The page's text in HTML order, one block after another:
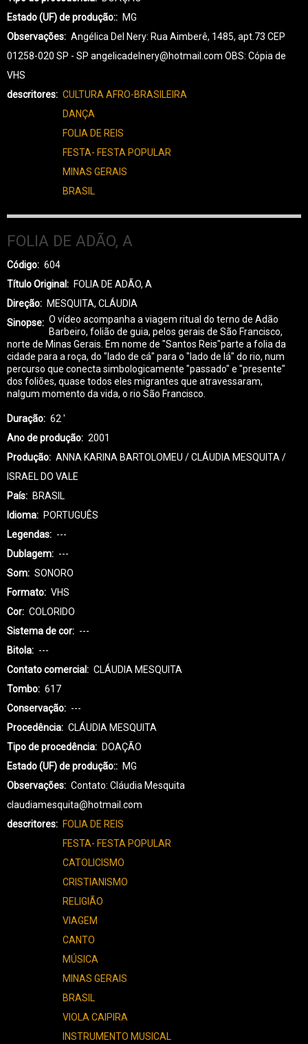
Estado (UF) de produção:
MG
Observações
Angélica Del Nery: Rua Aimberê, 1485, apt.73 CEP
01258-020 SP - SP angelicadelnery@hotmail.com OBS: Cópia de
VHS
descritores
CULTURA AFRO-BRASILEIRA
DANÇA
FOLIA DE REIS
FESTA- FESTA POPULAR
MINAS GERAIS
BRASIL
FOLIA DE ADÃO, A
Código
604
Título Original
FOLIA DE ADÃO, A
Direção
MESQUITA, CLÁUDIA
Sinopse
O vídeo acompanha a viagem ritual do terno de Adão
Barbeiro, folião de guia, pelos gerais de São Francisco,
norte de Minas Gerais. Em nome de "Santos Reis"parte a folia da
cidade para a roça, do "lado de cá" para o "lado de lá" do rio, num
percurso que conecta simbologicamente "passado" e "presente"
dos foliões, quase todos eles migrantes que atravessaram,
nalgum momento da vida, o rio São Francisco.
Duração
62 '
Ano de produção
2001
Produção
ANNA KARINA BARTOLOMEU / CLÁUDIA MESQUITA /
ISRAEL DO VALE
País
BRASIL
Idioma
PORTUGUÊS
Legendas
---
Dublagem
---
Som
SONORO
Formato
VHS
Cor
COLORIDO
Sistema de cor
---
Bitola
---
Contato comercial
CLÁUDIA MESQUITA
Tombo
617
Conservação
---
Procedência
CLÁUDIA MESQUITA
Tipo de procedência
DOAÇÃO
Estado (UF) de produção:
MG
Observações
Contato: Cláudia Mesquita
claudiamesquita@hotmail.com
descritores
FOLIA DE REIS
FESTA- FESTA POPULAR
CATOLICISMO
CRISTIANISMO
RELIGIÃO
VIAGEM
CANTO
MÚSICA
MINAS GERAIS
BRASIL
VIOLA CAIPIRA
INSTRUMENTO MUSICAL